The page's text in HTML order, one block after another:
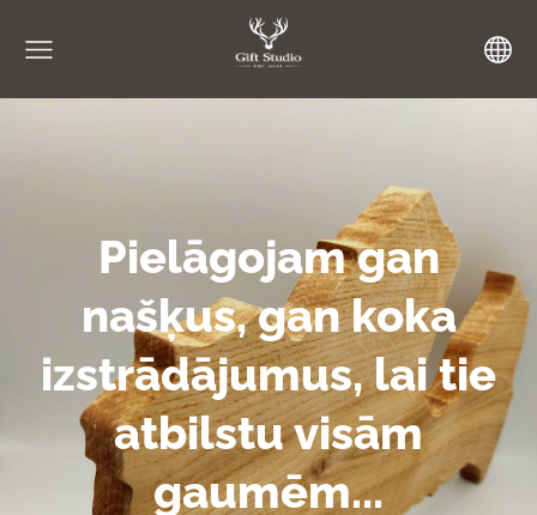
Pielāgojam gan
našķus, gan koka
izstrādājumus, lai tie
atbilstu visām
gaumēm...